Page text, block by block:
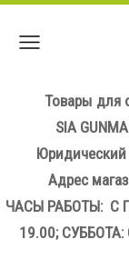
Товары для
SIA
Юридический
Адрес
ЧАСЫ РАБОТЫ: С
19.00;